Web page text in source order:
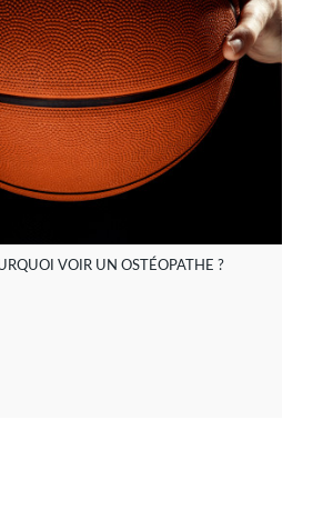
VOIR UN OSTÉOPATHE ?